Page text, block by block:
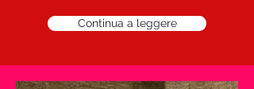
Continua a leggere